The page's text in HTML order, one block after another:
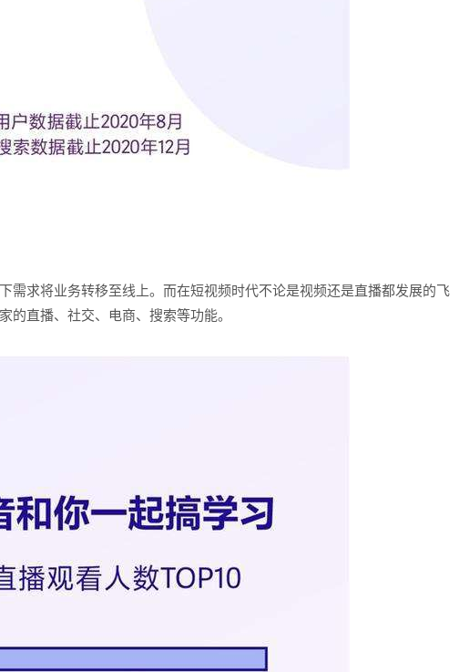
需求将业务转移至线上。而在短视频时代不论是视频还是直播都发展的飞
的直播、社交、电商、搜索等功能。